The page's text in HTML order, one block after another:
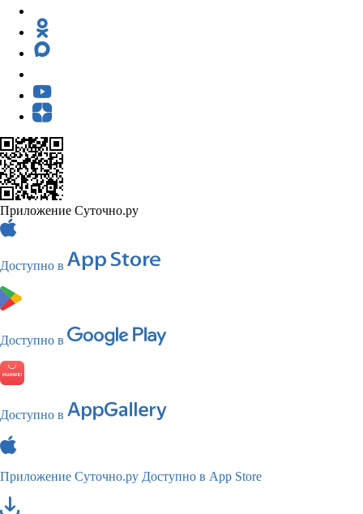
Приложение Суточно.ру
Доступно в
Доступно в
Доступно в
Приложение Суточно.ру Доступно в App Store